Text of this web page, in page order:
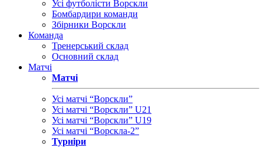
Усі футболісти Ворскли
Бомбардири команди
Збірники Ворскли
Команда
Тренерський склад
Основний склад
Матчі
Матчі
Усі матчі “Ворскли”
Усі матчі “Ворскли” U21
Усі матчі “Ворскли” U19
Усі матчі “Ворскла-2”
Турніри